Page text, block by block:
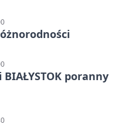
poranny